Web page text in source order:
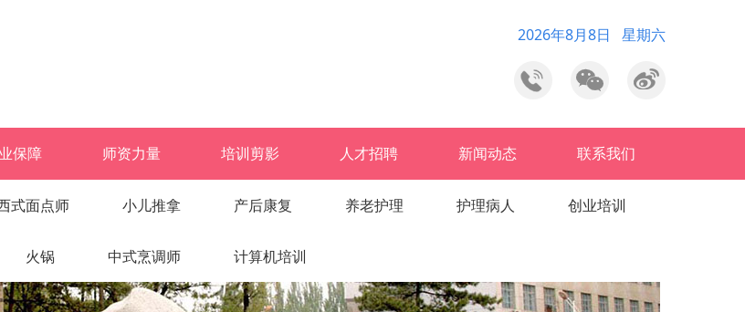
2026年8月8日 星期六
保障 师资力量 培训剪影 人才招聘 新闻动态 联系我们
式面点师 小儿推拿 产后康复 养老护理 护理病人 创业培训
火锅 中式烹调师 计算机培训